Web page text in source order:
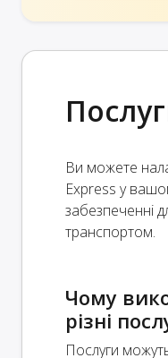
Ви можете
Express у
забезпеченні
транспортом.
Чому
різні
Послуги